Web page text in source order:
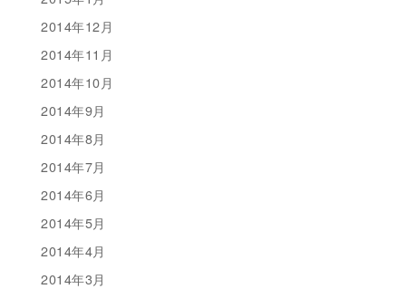
2014年12月
2014年11月
2014年10月
2014年9月
2014年8月
2014年7月
2014年6月
2014年5月
2014年4月
2014年3月